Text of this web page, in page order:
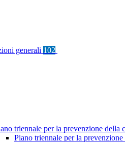
generali 102
triennale per la prevenzione della
Piano triennale per la